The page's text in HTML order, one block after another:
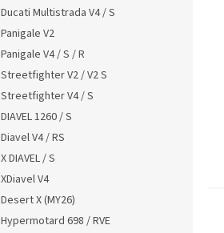
Ducati Multistrada V4 / S
Panigale V2
Panigale V4 / S / R
Streetfighter V2 / V2 S
Streetfighter V4 / S
DIAVEL 1260 / S
Diavel V4 / RS
X DIAVEL / S
XDiavel V4
Desert X (MY26)
Hypermotard 698 / RVE